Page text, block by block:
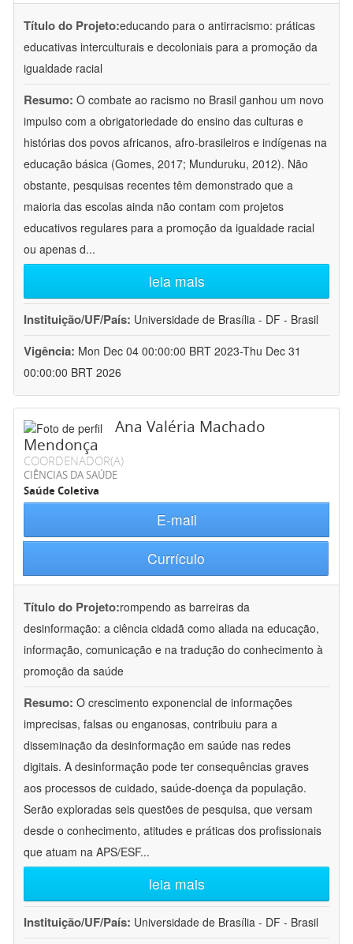
Título do Projeto:educando para o antirracismo: práticas
educativas interculturais e decoloniais para a promoção da
igualdade racial
Resumo: O combate ao racismo no Brasil ganhou um novo
impulso com a obrigatoriedade do ensino das culturas e
histórias dos povos africanos, afro-brasileiros e indígenas na
educação básica (Gomes, 2017; Munduruku, 2012). Não
obstante, pesquisas recentes têm demonstrado que a
maioria das escolas ainda não contam com projetos
educativos regulares para a promoção da igualdade racial
ou apenas d...
leia mais
Instituição/UF/País: Universidade de Brasília - DF - Brasil
Vigência: Mon Dec 04 00:00:00 BRT 2023-Thu Dec 31
00:00:00 BRT 2026
Ana Valéria Machado
Mendonça
COORDENADOR(A)
CIÊNCIAS DA SAÚDE
Saúde Coletiva
E-mail
Currículo
Título do Projeto:rompendo as barreiras da
desinformação: a ciência cidadã como aliada na educação,
informação, comunicação e na tradução do conhecimento à
promoção da saúde
Resumo: O crescimento exponencial de informações
imprecisas, falsas ou enganosas, contribuiu para a
disseminação da desinformação em saúde nas redes
digitais. A desinformação pode ter consequências graves
aos processos de cuidado, saúde-doença da população.
Serão exploradas seis questões de pesquisa, que versam
desde o conhecimento, atitudes e práticas dos profissionais
que atuam na APS/ESF...
leia mais
Instituição/UF/País: Universidade de Brasília - DF - Brasil